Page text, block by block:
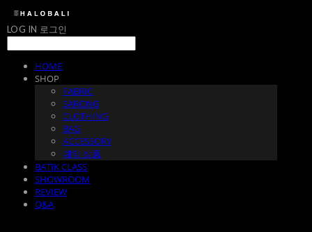
LOG IN 로그인
HOME
SHOP
FABRIC
SARONG
CLOTHING
BAG
ACCESSORY
예약 상품
BATIK CLASS
SHOWROOM
REVIEW
Q&A